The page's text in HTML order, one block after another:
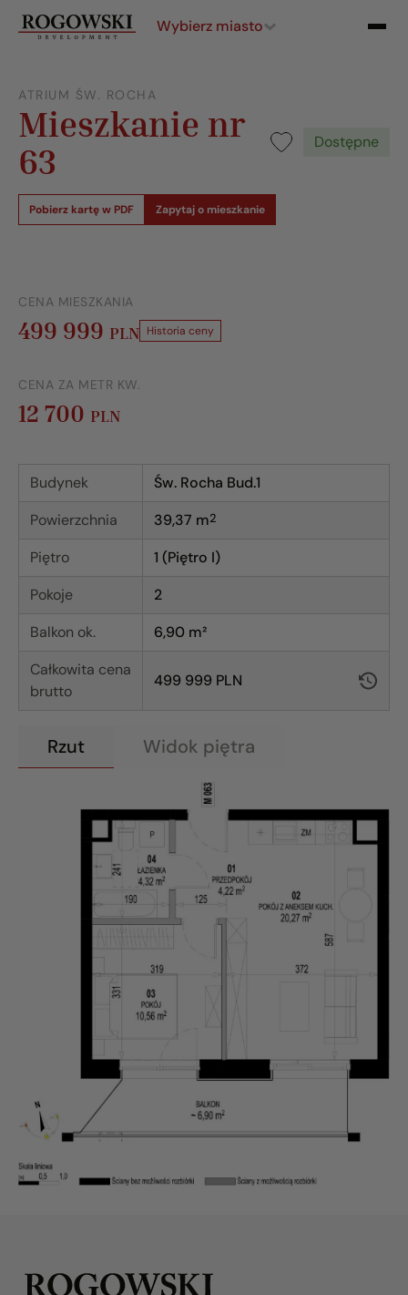
Wybierz miasto
ATRIUM ŚW. ROCHA
Mieszkanie nr
63
Dostępne
Pobierz kartę w PDF Zapytaj o mieszkanie
CENA MIESZKANIA
499 999 PLN Historia ceny
CENA ZA METR KW.
12 700 PLN
Budynek
Św. Rocha Bud.1
Powierzchnia
39,37 m2
Piętro
1 (Piętro I)
Pokoje
2
Balkon ok.
6,90 m²
Całkowita cena
brutto
499 999 PLN
Rzut Widok piętra